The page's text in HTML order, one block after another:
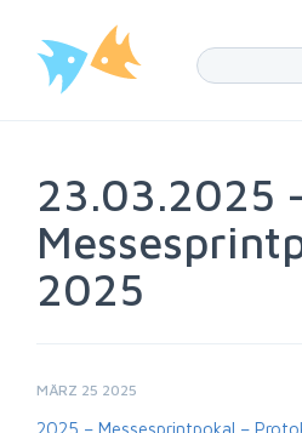
23.03.2025
2025
MÄRZ 25 2025
2025 – Messesprintpokal –